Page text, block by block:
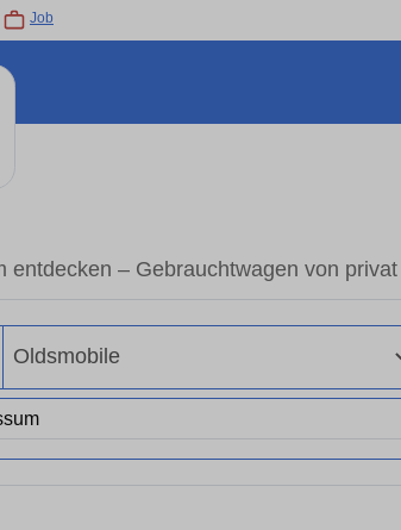
Job
entdecken – Gebrauchtwagen von